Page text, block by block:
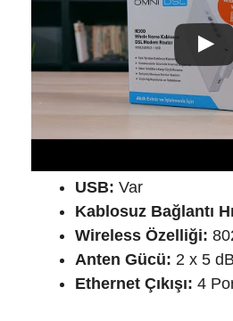
USB: Var
Kablosuz Bağlantı
Wireless Özelliği:
Anten Gücü: 2 x 5
Ethernet Çıkışı: 4